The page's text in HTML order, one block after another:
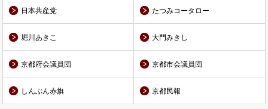
日本共産党 たつみコータロー
堀川あきこ 大門みきし
京都府会議員団 京都市会議員団
しんぶん赤旗 京都民報